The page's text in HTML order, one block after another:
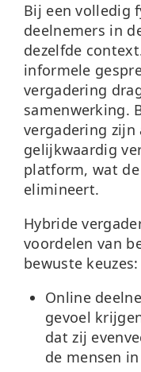
Bij een volledig
deelnemers in
dezelfde
informele
vergadering
samenwerking.
vergadering zijn
gelijkwaardig
platform, wat
elimineert.
Hybride
voordelen van
bewuste keuzes:
Online
gevoel
dat zij
de mensen